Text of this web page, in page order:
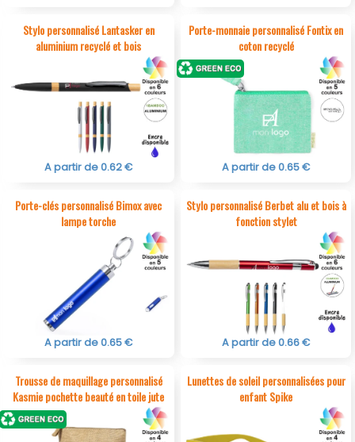
Stylo personnalisé Lantasker en
aluminium recyclé et bois
A partir de 0.62 €
Porte-monnaie personnalisé Fontix en
coton recyclé
A partir de 0.65 €
Porte-clés personnalisé Bimox avec
lampe torche
A partir de 0.65 €
Stylo personnalisé Berbet alu et bois à
fonction stylet
A partir de 0.66 €
Trousse de maquillage personnalisé
Kasmie pochette beauté en toile jute
Lunettes de soleil personnalisées pour
enfant Spike